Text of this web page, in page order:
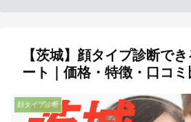
【茨城】顔タイプ診断で
ート｜価格・特徴・口コミ
顔タイプ診断